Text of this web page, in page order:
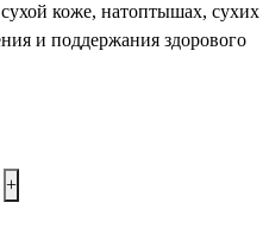
коже, натоптышах, сухих
и поддержания здорового
+